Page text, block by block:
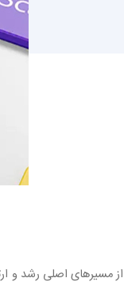
مسیرهای اصلی رشد و